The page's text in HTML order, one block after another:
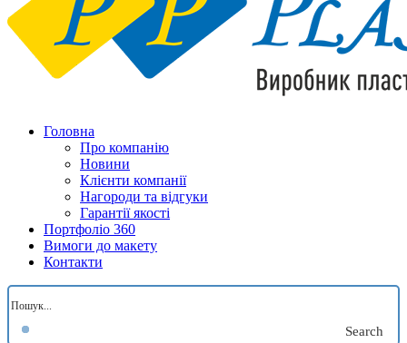
Головна
Про компанію
Новини
Клієнти компанії
Нагороди та відгуки
Гарантії якості
Портфоліо 360
Вимоги до макету
Контакти
Search